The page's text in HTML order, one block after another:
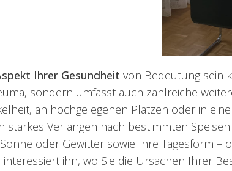
Ihrer Gesundheit von Bedeutung sein
sondern umfasst auch zahlreiche
an hochgelegenen Plätzen oder in
starkes Verlangen nach bestimmten
oder Gewitter sowie Ihre Tagesform
ihn, wo Sie die Ursachen Ihrer